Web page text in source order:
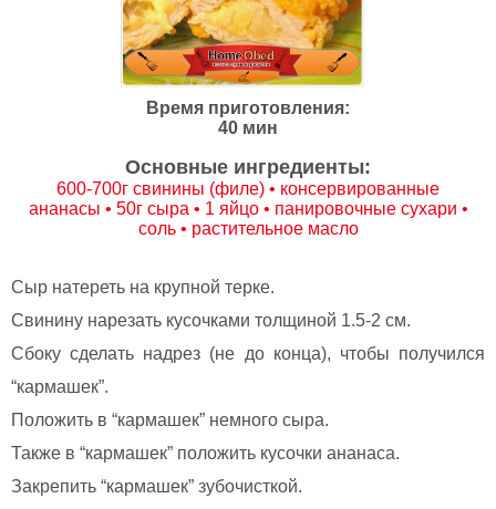
Время приготовления:
40 мин
Основные ингредиенты:
600-700г свинины (филе) • консервированные
ананасы • 50г сыра • 1 яйцо • панировочные сухари •
соль • растительное масло
Сыр натереть на крупной терке.
Свинину нарезать кусочками толщиной 1.5-2 см.
Сбоку сделать надрез (не до конца), чтобы получился
“кармашек”.
Положить в “кармашек” немного сыра.
Также в “кармашек” положить кусочки ананаса.
Закрепить “кармашек” зубочисткой.